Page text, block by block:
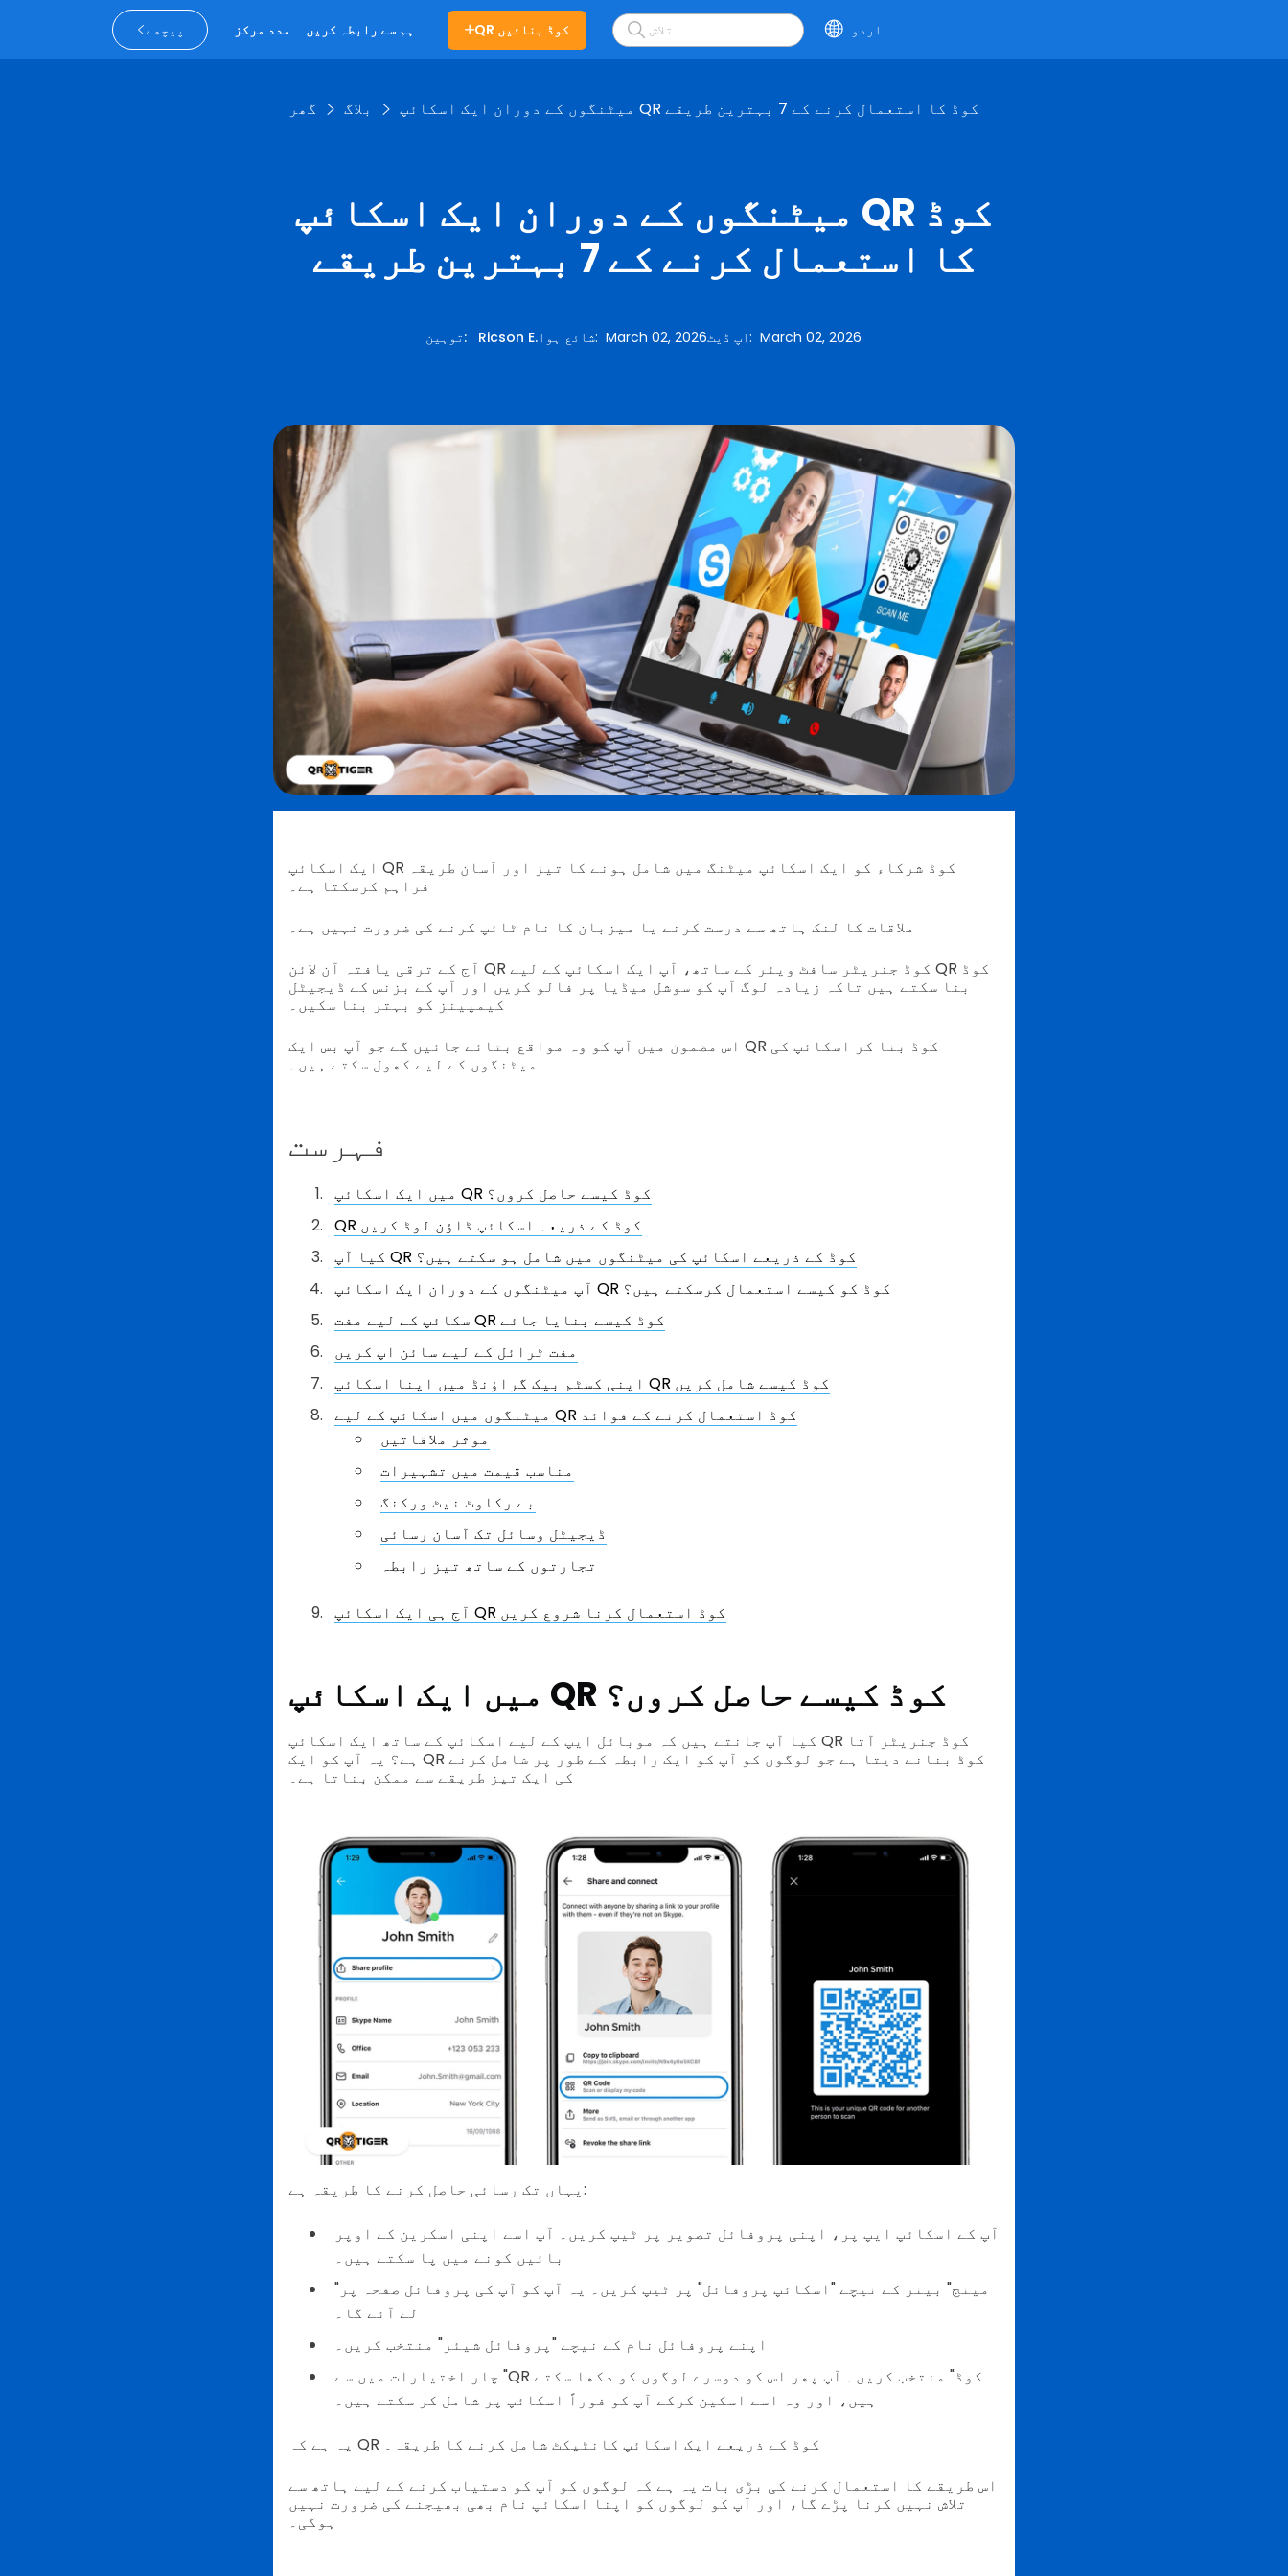
پیچھے مدد مرکز ہم سے رابطہ کریں QR کوڈ بنائیں اردو
گھر بلاگ میٹنگوں کے دوران ایک اسکائپ QR کوڈ کا استعمال کرنے کے 7 بہترین طریقے
میٹنگوں کے دوران ایک اسکائپ QR کوڈ
کا استعمال کرنے کے 7 بہترین طریقے
توہین: Ricson E. شائع ہوا:March 02, 2026اپ ڈیٹ:March 02, 2026
ایک اسکائپ QR کوڈ شرکاء کو ایک اسکائپ میٹنگ میں شامل ہونے کا تیز اور آسان طریقہ
فراہم کرسکتا ہے۔
ملاقات کا لنک ہاتھ سے درست کرنے یا میزبان کا نام ٹائپ کرنے کی ضرورت نہیں ہے۔
آج کے ترقی یافتہ آن لائن QR کوڈ جنریٹر سافٹ ویئر کے ساتھ، آپ ایک اسکائپ کے لیے QR کوڈ
بنا سکتے ہیں تاکہ زیادہ لوگ آپ کو سوشل میڈیا پر فالو کریں اور آپ کے بزنس کے ڈیجیٹل
کیمپینز کو بہتر بنا سکیں۔
اس مضمون میں آپ کو وہ مواقع بتائے جائیں گے جو آپ بس ایک QR کوڈ بنا کر اسکائپ کی
میٹنگوں کے لیے کھول سکتے ہیں۔
فہرست
میں ایک اسکائپ QR کوڈ کیسے حاصل کروں؟
QR کوڈ کے ذریعہ اسکائپ ڈاؤن لوڈ کریں
کیا آپ QR کوڈ کے ذریعے اسکائپ کی میٹنگوں میں شامل ہو سکتے ہیں؟
آپ میٹنگوں کے دوران ایک اسکائپ QR کوڈ کو کیسے استعمال کرسکتے ہیں؟
سکائپ کے لیے مفت QR کوڈ کیسے بنایا جائے
مفت ٹرائل کے لیے سائن اپ کریں
اپنی کسٹم بیک گراؤنڈ میں اپنا اسکائپ QR کوڈ کیسے شامل کریں
میٹنگوں میں اسکائپ کے لیے QR کوڈ استعمال کرنے کے فوائد
موثر ملاقاتیں
مناسب قیمت میں تشہیرات
بے رکاوٹ نیٹ ورکنگ
ڈیجیٹل وسائل تک آسان رسائی
تجارتوں کے ساتھ تیز رابطہ
آج ہی ایک اسکائپ QR کوڈ استعمال کرنا شروع کریں
میں ایک اسکائپ QR کوڈ کیسے حاصل کروں؟
کیا آپ جانتے ہیں کہ موبائل ایپ کے لیے اسکائپ کے ساتھ ایک اسکائپ QR کوڈ جنریٹر آتا
ہے؟ یہ آپ کو ایک QR کوڈ بنانے دیتا ہے جو لوگوں کو آپ کو ایک رابطہ کے طور پر شامل کرنے
کی ایک تیز طریقے سے ممکن بناتا ہے۔
یہاں تک رسائی حاصل کرنے کا طریقہ ہے:
آپ کے اسکائپ ایپ پر، اپنی پروفائل تصویر پر ٹیپ کریں۔ آپ اسے اپنی اسکرین کے اوپر
بائیں کونے میں پا سکتے ہیں۔
"مینج" بینر کے نیچے "اسکائپ پروفائل" پر ٹیپ کریں۔ یہ آپ کو آپ کی پروفائل صفحہ پر
لے آئے گا۔
اپنے پروفائل نام کے نیچے "پروفائل شیئر" منتخب کریں۔
چار اختیارات میں سے "QR کوڈ" منتخب کریں۔ آپ پھر اس کو دوسرے لوگوں کو دکھا سکتے
ہیں، اور وہ اسے اسکین کرکے آپ کو فوراً اسکائپ پر شامل کر سکتے ہیں۔
یہ ہے کہ QR کوڈ کے ذریعے ایک اسکائپ کانٹیکٹ شامل کرنے کا طریقہ۔
اس طریقے کا استعمال کرنے کی بڑی بات یہ ہے کہ لوگوں کو آپ کو دستیاب کرنے کے لیے ہاتھ سے
تلاش نہیں کرنا پڑے گا، اور آپ کو لوگوں کو اپنا اسکائپ نام بھی بھیجنے کی ضرورت نہیں
ہوگی۔